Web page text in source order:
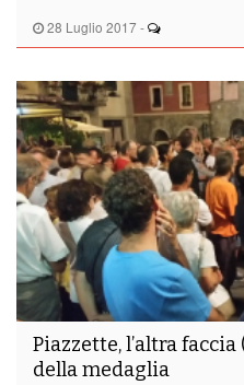
28 Luglio 2017 -
Piazzette, l’altra
della medaglia